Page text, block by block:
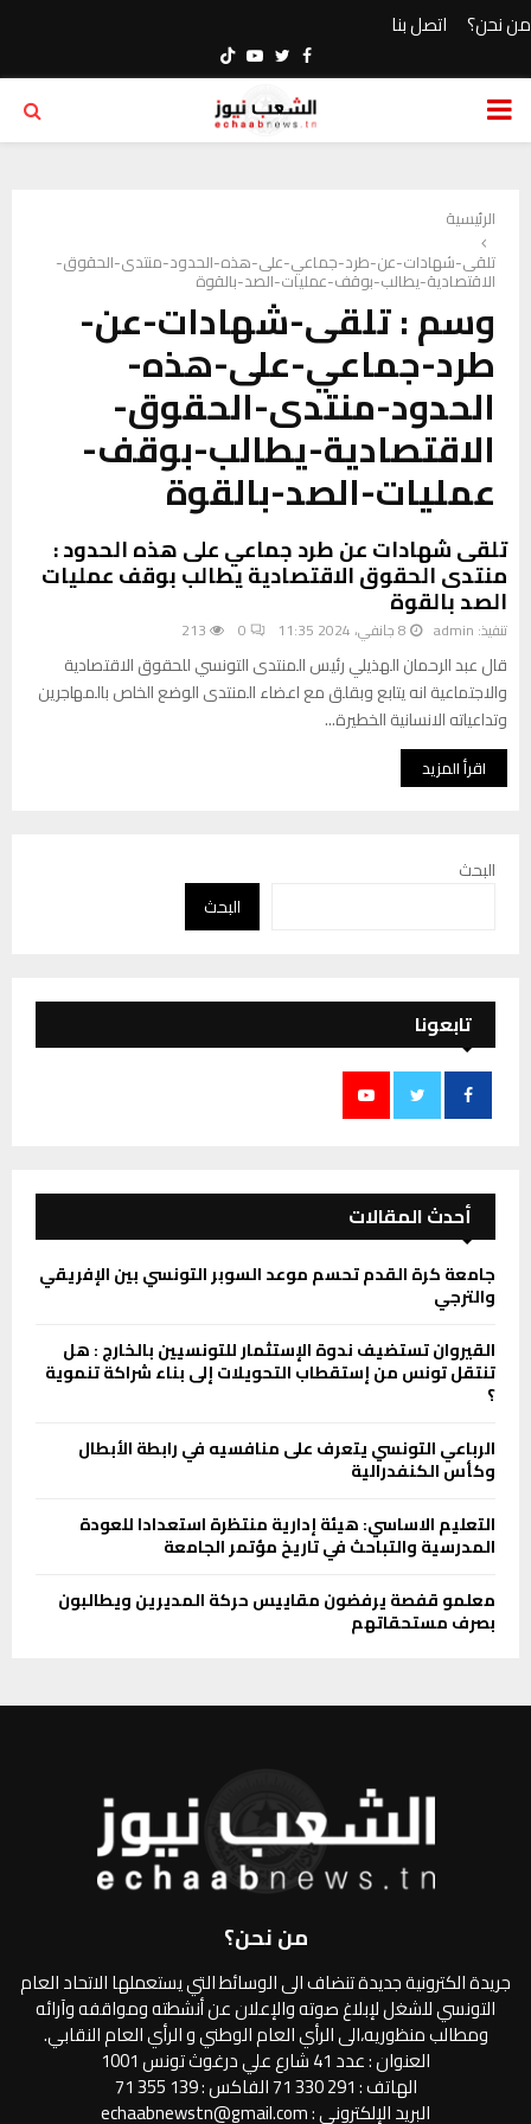
من نحن؟ اتصل بنا
Facebook
Twitter
Youtube
PRIMARY
الرئيسية
تلقى-شهادات-عن-طرد-جماعي-على-هذه-الحدود-منتدى-الحقوق-
الاقتصادية-يطالب-بوقف-عمليات-الصد-بالقوة
وسم : تلقى-شهادات-عن-
طرد-جماعي-على-هذه-
الحدود-منتدى-الحقوق-
الاقتصادية-يطالب-بوقف-
عمليات-الصد-بالقوة
تلقى شهادات عن طرد جماعي على هذه الحدود :
منتدى الحقوق الاقتصادية يطالب بوقف عمليات
الصد بالقوة
تنفيذ: admin 8 جانفي، 2024 11:35 0
213
قال عبد الرحمان الهذيلي رئيس المنتدى التونسي للحقوق الاقتصادية
والاجتماعية انه يتابع وبقلق مع اعضاء المنتدى الوضع الخاص بالمهاجرين
وتداعياته الانسانية الخطيرة...
اقرأ المزيد
البحث
البحث
تابعونا
أحدث المقالات
جامعة كرة القدم تحسم موعد السوبر التونسي بين الإفريقي
والترجي
القيروان تستضيف ندوة الإستثمار للتونسيين بالخارج : هل
تنتقل تونس من إستقطاب التحويلات إلى بناء شراكة تنموية
؟
الرباعي التونسي يتعرف على منافسيه في رابطة الأبطال
وكأس الكنفدرالية
التعليم الاساسي: هيئة إدارية منتظرة استعدادا للعودة
المدرسية والتباحث في تاريخ مؤتمر الجامعة
معلمو قفصة يرفضون مقاييس حركة المديرين ويطالبون
بصرف مستحقاتهم
من نحن؟
جريدة الكترونية جديدة تنضاف الى الوسائط التي يستعملها الاتحاد العام
التونسي للشغل لإبلاغ صوته والإعلان عن أنشطته ومواقفه وآرائه
ومطالب منظوريه،الى الرأي العام الوطني و الرأي العام النقابي.
العنوان : عدد 41 شارع علي درغوث تونس 1001
الهاتف : 291 330 71 الفاكس : 139 355 71
البريد الإلكتروني : echaabnewstn@gmail.com